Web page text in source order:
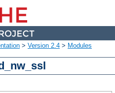
> Version 2.4 > Modules